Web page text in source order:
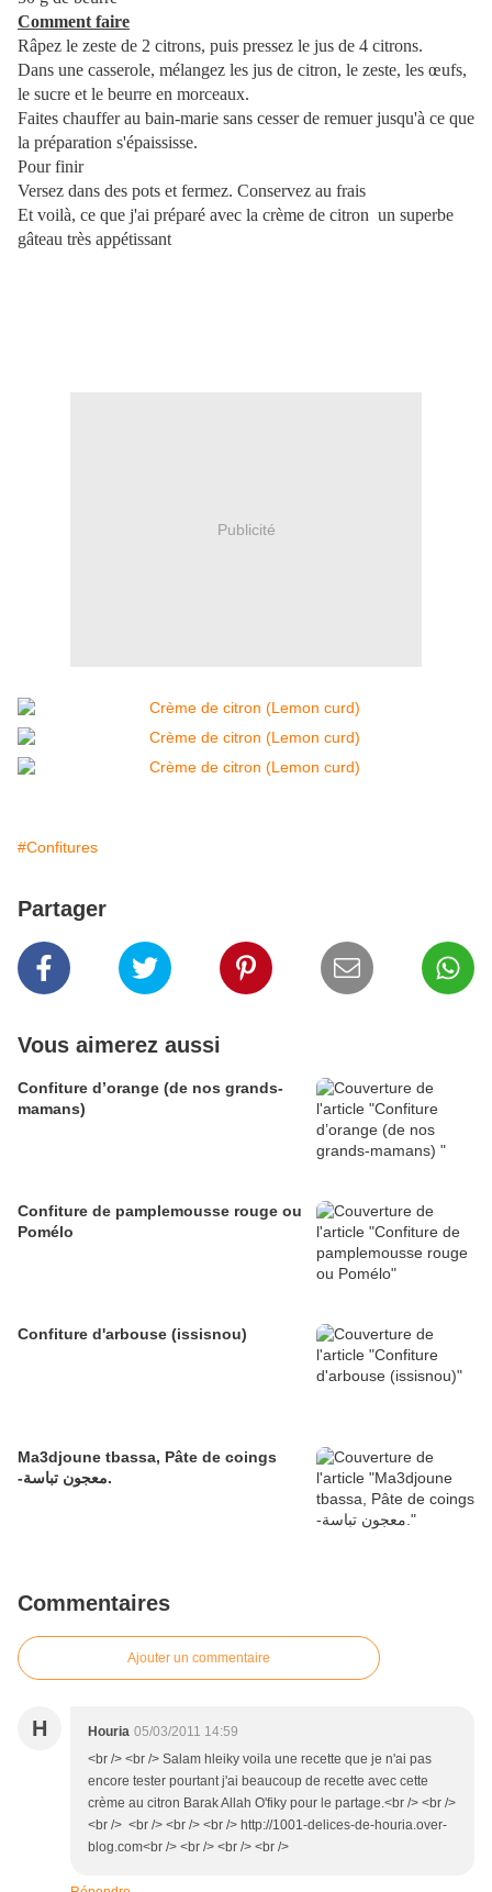
Comment faire
Râpez le zeste de 2 citrons, puis pressez le jus de 4 citrons.
Dans une casserole, mélangez les jus de citron, le zeste, les œufs,
le sucre et le beurre en morceaux.
Faites chauffer au bain-marie sans cesser de remuer jusqu'à ce que
la préparation s'épaississe.
Pour finir
Versez dans des pots et fermez. Conservez au frais
Et voilà, ce que j'ai préparé avec la crème de citron un superbe
gâteau très appétissant
Publicité
#Confitures
Partager
Vous aimerez aussi
Confiture d’orange (de nos grands-
mamans)
Confiture de pamplemousse rouge ou
Pomélo
Confiture d'arbouse (issisnou)
Ma3djoune tbassa, Pâte de coings
-معجون تباسة.
Commentaires
Ajouter un commentaire
H Houria 05/03/2011 14:59
<br /> <br /> Salam hleiky voila une recette que je n'ai pas
encore tester pourtant j'ai beaucoup de recette avec cette
crème au citron Barak Allah O'fiky pour le partage.<br /> <br />
<br /> <br /> <br /> <br /> http://1001-delices-de-houria.over-
blog.com<br /> <br /> <br /> <br />